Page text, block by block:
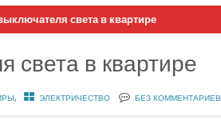
света в квартире
света в квартире
, ЭЛЕКТРИЧЕСТВО БЕЗ КОММЕНТАРИЕВ